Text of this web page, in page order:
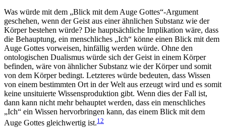
Was würde mit dem „Blick mit dem Auge Gottes“-Argument
geschehen, wenn der Geist aus einer ähnlichen Substanz wie der
Körper bestehen würde? Die hauptsächliche Implikation wäre, dass
die Behauptung, ein menschliches „Ich“ könne einen Blick mit dem
Auge Gottes vorweisen, hinfällig werden würde. Ohne den
ontologischen Dualismus würde sich der Geist in einem Körper
befinden, wäre von ähnlicher Substanz wie der Körper und somit
von dem Körper bedingt. Letzteres würde bedeuten, dass Wissen
von einem bestimmten Ort in der Welt aus erzeugt wird und es somit
keine unsituierte Wissensproduktion gibt. Wenn dies der Fall ist,
dann kann nicht mehr behauptet werden, dass ein menschliches
„Ich“ ein Wissen hervorbringen kann, das einem Blick mit dem
Auge Gottes gleichwertig ist.12